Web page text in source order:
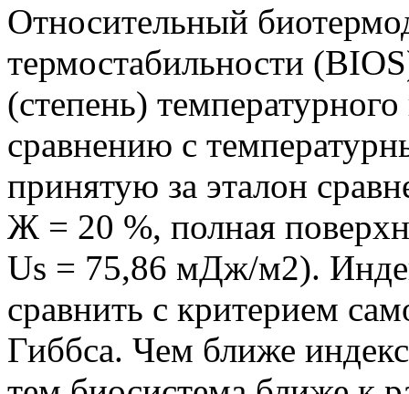
Относительный
термостабильности
(степень)
сравнению с
принятую за эталон
Ж = 20 %, полная
Us = 75,86 мДж/м2).
сравнить с критерием
Гиббса. Чем ближе